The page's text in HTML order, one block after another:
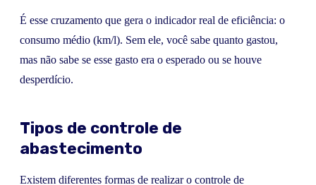
É esse cruzamento que gera o indicador real de eficiência: o
consumo médio (km/l). Sem ele, você sabe quanto gastou,
mas não sabe se esse gasto era o esperado ou se houve
desperdício.
Tipos de controle de
abastecimento
Existem diferentes formas de realizar o controle de